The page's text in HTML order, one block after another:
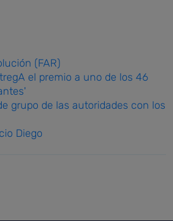
(FAR)
el premio a uno de los 46
grupo de las autoridades con los
Diego